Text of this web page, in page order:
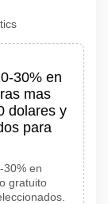
30% en
mas
dolares y
para
30% en
gratuito